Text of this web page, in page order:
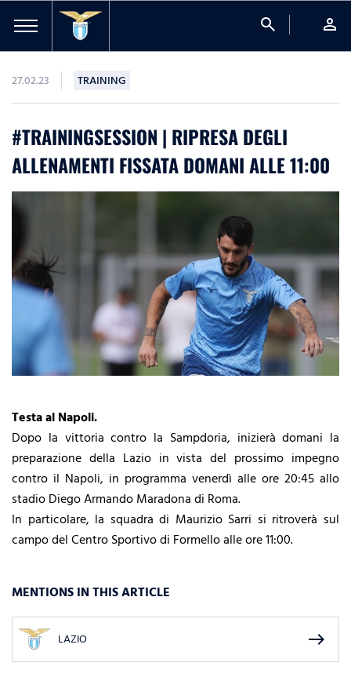
search person
27.02.23 TRAINING
#TRAININGSESSION | RIPRESA DEGLI
ALLENAMENTI FISSATA DOMANI ALLE 11:00
Testa al Napoli.
Dopo la vittoria contro la Sampdoria, inizierà domani la
preparazione della Lazio in vista del prossimo impegno
contro il Napoli, in programma venerdì alle ore 20:45 allo
stadio Diego Armando Maradona di Roma.
In particolare, la squadra di Maurizio Sarri si ritroverà sul
campo del Centro Sportivo di Formello alle ore 11:00.
MENTIONS IN THIS ARTICLE
LAZIO east